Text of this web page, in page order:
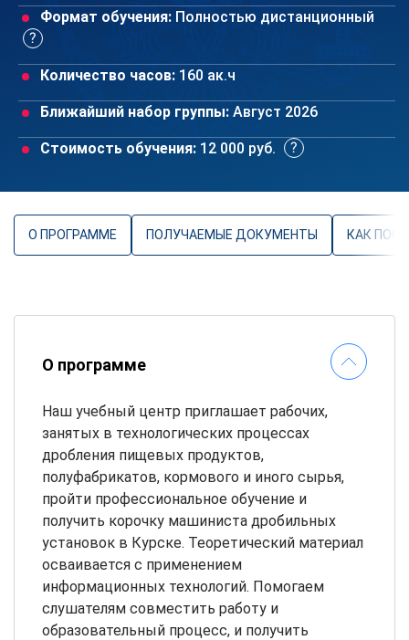
Формат обучения: Полностью дистанционный
Количество часов: 160 ак.ч
Ближайший набор группы: Август 2026
Стоимость обучения: 12 000 руб.
О ПРОГРАММЕ ПОЛУЧАЕМЫЕ ДОКУМЕНТЫ КАК
О программе
Наш учебный центр приглашает рабочих,
занятых в технологических процессах
дробления пищевых продуктов,
полуфабрикатов, кормового и иного сырья,
пройти профессиональное обучение и
получить корочку машиниста дробильных
установок в Курске. Теоретический материал
осваивается с применением
информационных технологий. Помогаем
слушателям совместить работу и
образовательный процесс, и получить